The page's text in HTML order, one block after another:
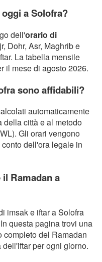
a Solofra?
dell'orario di
Dohr, Asr, Maghrib e
La tabella mensile
il mese di agosto 2026.
sono affidabili?
automaticamente
città e al metodo
Gli orari vengono
dell'ora legale in
Ramadan a
imsak e iftar a Solofra
questa pagina trovi una
del Ramadan
per ogni giorno.